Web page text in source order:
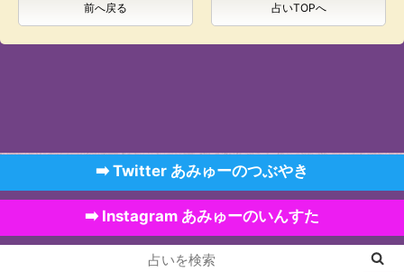
前へ戻る 占いTOPへ
➡️ Twitter あみゅーのつぶやき
➡️ Instagram あみゅーのいんすた